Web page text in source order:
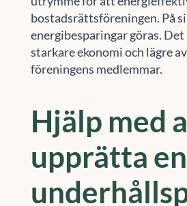
bostadsrättsföreningen. På
energibesparingar göras.
starkare ekonomi och lägre
föreningens medlemmar.
Hjälp med
upprätta en